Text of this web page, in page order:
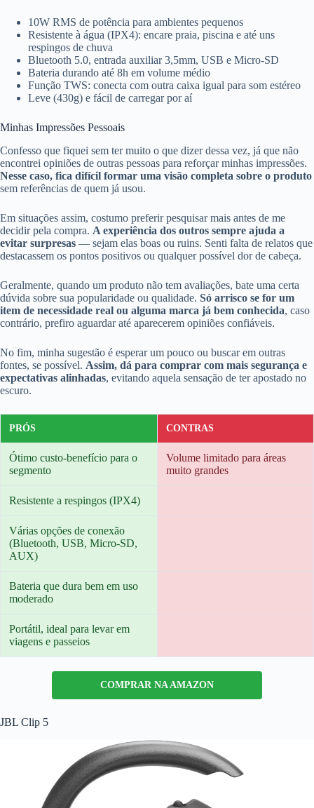
10W RMS de potência para ambientes pequenos
Resistente à água (IPX4): encare praia, piscina e até uns
respingos de chuva
Bluetooth 5.0, entrada auxiliar 3,5mm, USB e Micro-SD
Bateria durando até 8h em volume médio
Função TWS: conecta com outra caixa igual para som estéreo
Leve (430g) e fácil de carregar por aí
Minhas Impressões Pessoais
Confesso que fiquei sem ter muito o que dizer dessa vez, já que não
encontrei opiniões de outras pessoas para reforçar minhas impressões.
Nesse caso, fica difícil formar uma visão completa sobre o produto
sem referências de quem já usou.
Em situações assim, costumo preferir pesquisar mais antes de me
decidir pela compra. A experiência dos outros sempre ajuda a
evitar surpresas — sejam elas boas ou ruins. Senti falta de relatos que
destacassem os pontos positivos ou qualquer possível dor de cabeça.
Geralmente, quando um produto não tem avaliações, bate uma certa
dúvida sobre sua popularidade ou qualidade. Só arrisco se for um
item de necessidade real ou alguma marca já bem conhecida, caso
contrário, prefiro aguardar até aparecerem opiniões confiáveis.
No fim, minha sugestão é esperar um pouco ou buscar em outras
fontes, se possível. Assim, dá para comprar com mais segurança e
expectativas alinhadas, evitando aquela sensação de ter apostado no
escuro.
PRÓS CONTRAS
Ótimo custo-benefício para o
segmento
Volume limitado para áreas
muito grandes
Resistente a respingos (IPX4)
Várias opções de conexão
(Bluetooth, USB, Micro-SD,
AUX)
Bateria que dura bem em uso
moderado
Portátil, ideal para levar em
viagens e passeios
COMPRAR NA AMAZON
JBL Clip 5